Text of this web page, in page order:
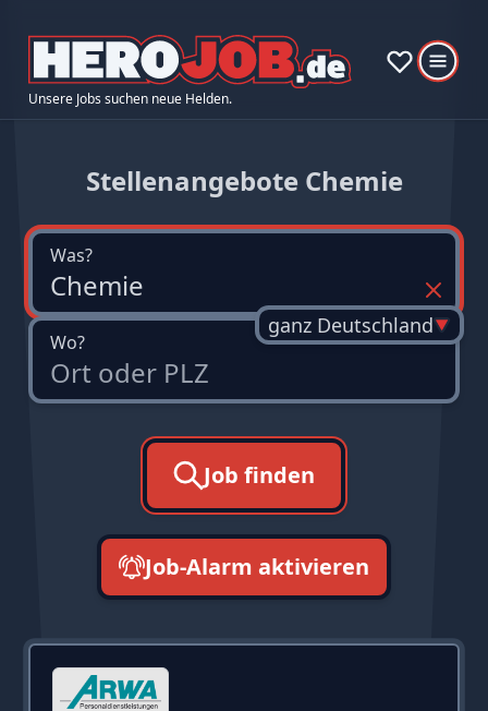
Unsere Jobs suchen neue Helden.
Stellenangebote Chemie
Was?
Wo?
ganz Deutschland
Job finden
Job-Alarm aktivieren